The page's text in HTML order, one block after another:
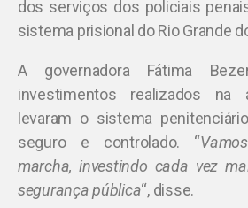
dos serviços dos policiais
sistema prisional do Rio Grande
A governadora Fátima
investimentos realizados na
levaram o sistema
seguro e controlado. “
marcha, investindo cada vez
segurança pública“, disse.